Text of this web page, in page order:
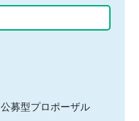
公募型プロポーザル